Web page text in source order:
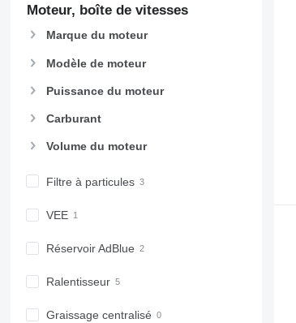
Moteur, boîte de vitesses
Marque du moteur
Modèle de moteur
Puissance du moteur
Carburant
Volume du moteur
Filtre à particules
VEE
Réservoir AdBlue
Ralentisseur
Graissage centralisé